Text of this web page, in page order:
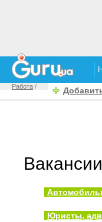
Работа /
Вакансии
Юристы,